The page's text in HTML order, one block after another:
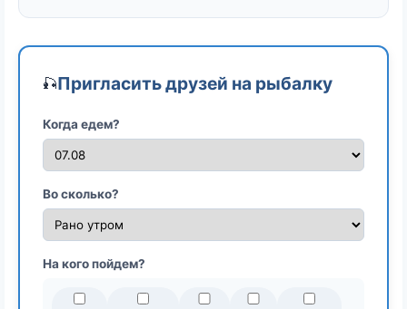
🎣Пригласить друзей на рыбалку
Когда едем?
Во сколько?
На кого пойдем?